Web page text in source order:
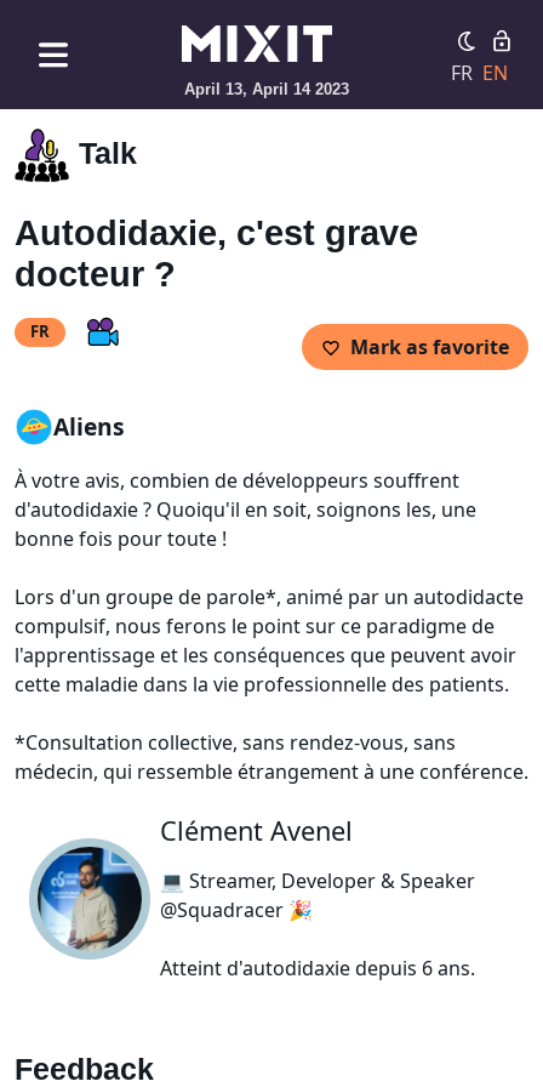
April 13, April 14 2023
FR EN
Talk
Autodidaxie, c'est grave
docteur ?
FR
Mark as favorite
Aliens
À votre avis, combien de développeurs souffrent
d'autodidaxie ? Quoiqu'il en soit, soignons les, une
bonne fois pour toute !
Lors d'un groupe de parole*, animé par un autodidacte
compulsif, nous ferons le point sur ce paradigme de
l'apprentissage et les conséquences que peuvent avoir
cette maladie dans la vie professionnelle des patients.
*Consultation collective, sans rendez-vous, sans
médecin, qui ressemble étrangement à une conférence.
Clément Avenel
💻 Streamer, Developer & Speaker
@Squadracer 🎉
Atteint d'autodidaxie depuis 6 ans.
Feedback